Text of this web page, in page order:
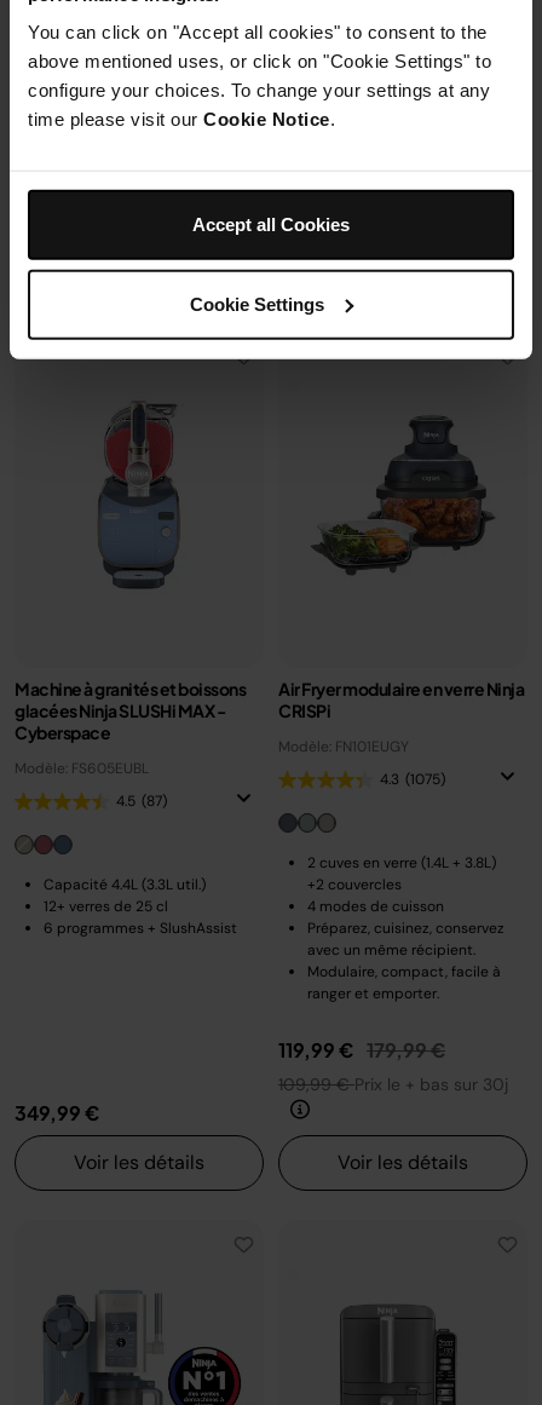
You can click on "Accept all cookies" to consent to the
above mentioned uses, or click on "Cookie Settings" to
configure your choices. To change your settings at any
time please visit our Cookie Notice.
Accept all Cookies
Cookie Settings
cuissons
Prix réduit de
229,99 €au
Ajouter au panier
6 modes de cuisson (max
240°C)
Synchronisation des
cuissons
173,00 €Prix le + bas sur 30j
Voir les détails
Machine à granités et boissons
glacées Ninja SLUSHi MAX -
Cyberspace
Modèle: FS605EUBL
4.5 (87)
Capacité 4.4L (3.3L util.)
12+ verres de 25 cl
6 programmes + SlushAssist
349,99 €
Voir les détails
Air Fryer modulaire en verre Ninja
CRISPi
Modèle: FN101EUGY
4.3 (1075)
2 cuves en verre (1.4L + 3.8L)
+2 couvercles
4 modes de cuisson
Préparez, cuisinez, conservez
avec un même récipient.
Modulaire, compact, facile à
ranger et emporter.
119,99 € Prix réduit de
179,99 €au
109,99 €Prix le + bas sur 30j
Voir les détails